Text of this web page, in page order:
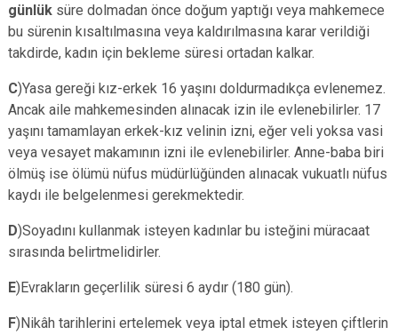
günlük süre dolmadan önce doğum yaptığı veya mahkemece
bu sürenin kısaltılmasına veya kaldırılmasına karar verildiği
takdirde, kadın için bekleme süresi ortadan kalkar.
C)Yasa gereği kız-erkek 16 yaşını doldurmadıkça evlenemez.
Ancak aile mahkemesinden alınacak izin ile evlenebilirler. 17
yaşını tamamlayan erkek-kız velinin izni, eğer veli yoksa vasi
veya vesayet makamının izni ile evlenebilirler. Anne-baba biri
ölmüş ise ölümü nüfus müdürlüğünden alınacak vukuatlı nüfus
kaydı ile belgelenmesi gerekmektedir.
D)Soyadını kullanmak isteyen kadınlar bu isteğini müracaat
sırasında belirtmelidirler.
E)Evrakların geçerlilik süresi 6 aydır (180 gün).
F)Nikâh tarihlerini ertelemek veya iptal etmek isteyen çiftlerin